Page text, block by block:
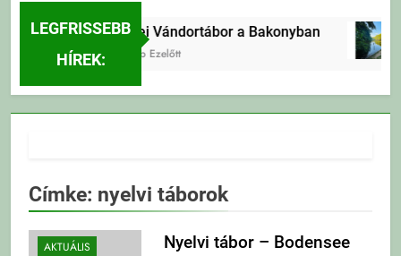
LEGFRISSEBB
HÍREK:
Erdei Vándortábor a Bakonyban
5 Nap Ezelőtt
Címke: nyelvi táborok
AKTUÁLIS
Nyelvi tábor – Bodensee